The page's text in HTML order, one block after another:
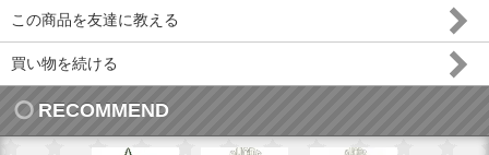
この商品を友達に教える
買い物を続ける
RECOMMEND